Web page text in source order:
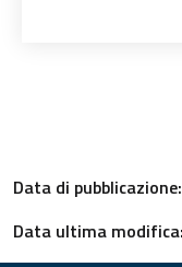
Data di pubblicazione:
Data ultima modifica: